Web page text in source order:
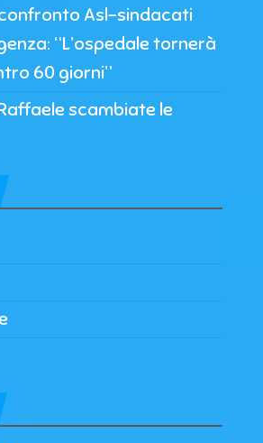
Asl-sindacati
“L’ospedale tornerà
60 giorni”
scambiate le